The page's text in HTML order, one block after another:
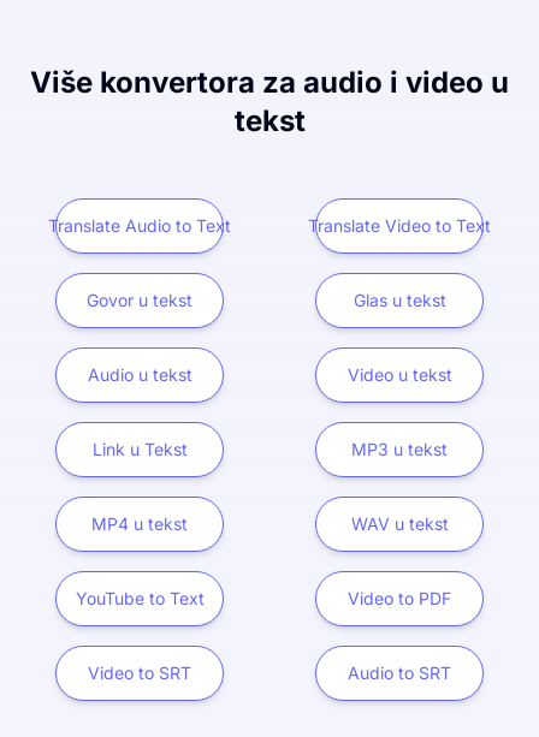
Više konvertora za audio i video u
tekst
Translate Audio to Text Translate Video to Text
Govor u tekst Glas u tekst
Audio u tekst Video u tekst
Link u Tekst MP3 u tekst
MP4 u tekst WAV u tekst
YouTube to Text Video to PDF
Video to SRT Audio to SRT